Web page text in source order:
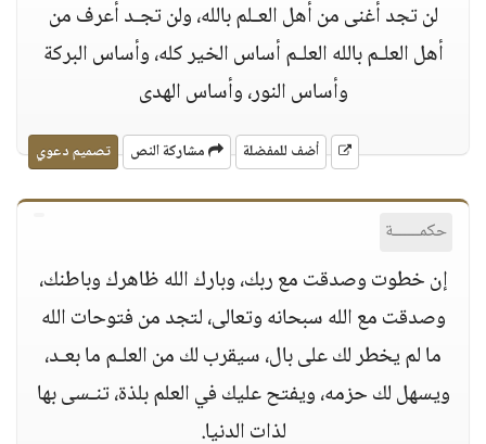
لن تجد أغنى من أهل العـلم بالله، ولن تجـد أعرف من
أهل العلـم بالله العلـم أساس الخير كله، وأساس البركة
وأساس النور، وأساس الهدى
أضف للمفضلة مشاركة النص تصميم دعوي
حكمــــــة
إن خطوت وصدقت مع ربك، وبارك الله ظاهرك وباطنك،
وصدقت مع الله سبحانه وتعالى، لتجد من فتوحات الله
ما لم يخطر لك على بال، سيقرب لك من العلـم ما بعـد،
ويسهل لك حزمه، ويفتح عليك في العلم بلذة، تنـسى بها
لذات الدنيا.